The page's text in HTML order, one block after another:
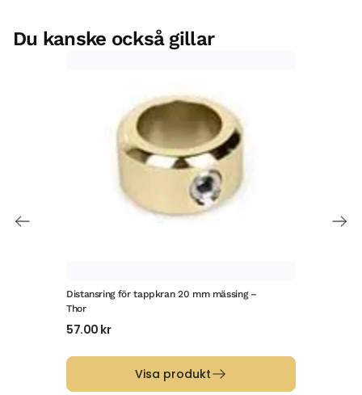
Du kanske också gillar
Distansring för tappkran 20 mm mässing –
Thor
57.00 kr
Visa produkt